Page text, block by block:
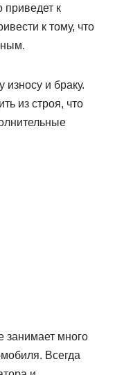
приведет к
к тому, что
и браку.
из строя, что
занимает много
Всегда